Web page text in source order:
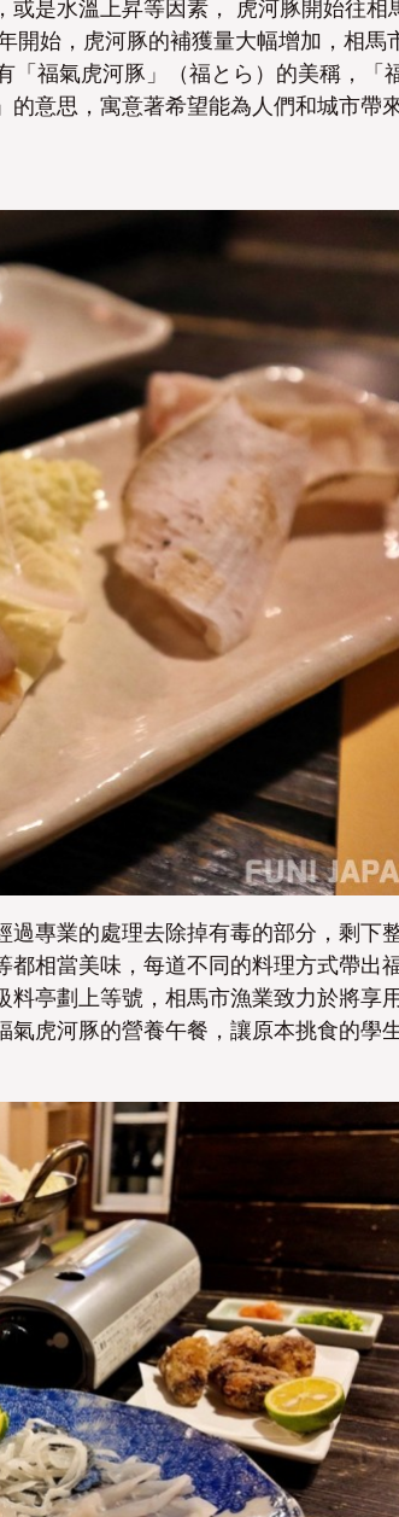
是水溫上昇等因素， 虎河豚開始往相
開始，虎河豚的補獲量大幅增加，相馬
「福氣虎河豚」（福とら）的美稱，「
意思，寓意著希望能為人們和城市帶
專業的處理去除掉有毒的部分，剩下
相當美味，每道不同的料理方式帶出
亭劃上等號，相馬市漁業致力於將享
虎河豚的營養午餐，讓原本挑食的學